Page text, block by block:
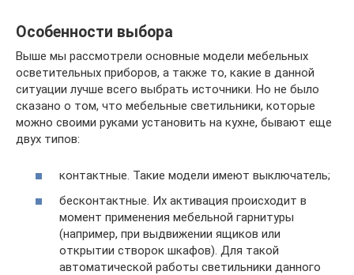
Особенности выбора
Выше мы рассмотрели основные модели мебельных
осветительных приборов, а также то, какие в данной
ситуации лучше всего выбрать источники. Но не было
сказано о том, что мебельные светильники, которые
можно своими руками установить на кухне, бывают еще
двух типов:
контактные. Такие модели имеют выключатель;
бесконтактные. Их активация происходит в
момент применения мебельной гарнитуры
(например, при выдвижении ящиков или
открытии створок шкафов). Для такой
автоматической работы светильники данного